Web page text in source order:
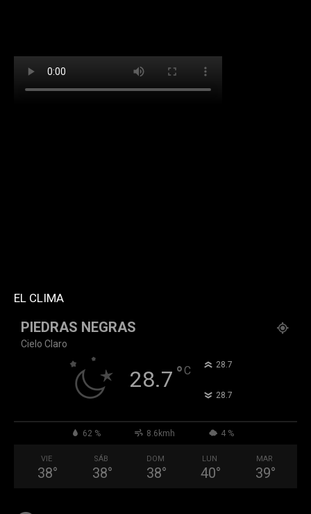
EL CLIMA
PIEDRAS NEGRAS
Cielo Claro
28.7 °C 28.7
28.7
62 % 8.6kmh 4 %
VIE
38°
SÁB
38°
DOM
38°
LUN
40°
MAR
39°